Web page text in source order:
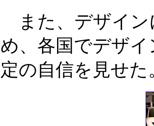
また、デザイン
め、各国でデザ
定の自信を見せた